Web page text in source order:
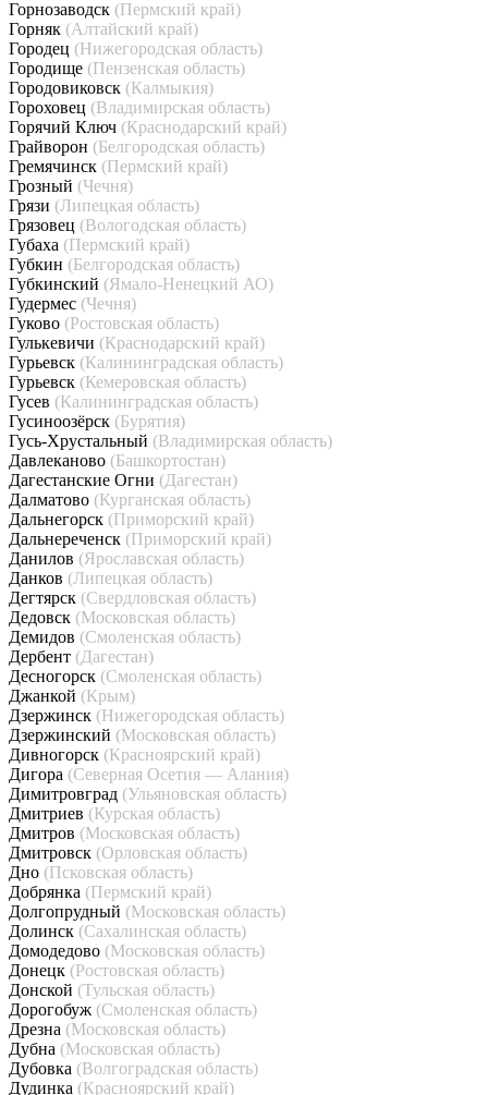
Горнозаводск (Пермский край)
Горняк (Алтайский край)
Городец (Нижегородская область)
Городище (Пензенская область)
Городовиковск (Калмыкия)
Гороховец (Владимирская область)
Горячий Ключ (Краснодарский край)
Грайворон (Белгородская область)
Гремячинск (Пермский край)
Грозный (Чечня)
Грязи (Липецкая область)
Грязовец (Вологодская область)
Губаха (Пермский край)
Губкин (Белгородская область)
Губкинский (Ямало-Ненецкий АО)
Гудермес (Чечня)
Гуково (Ростовская область)
Гулькевичи (Краснодарский край)
Гурьевск (Калининградская область)
Гурьевск (Кемеровская область)
Гусев (Калининградская область)
Гусиноозёрск (Бурятия)
Гусь-Хрустальный (Владимирская область)
Давлеканово (Башкортостан)
Дагестанские Огни (Дагестан)
Далматово (Курганская область)
Дальнегорск (Приморский край)
Дальнереченск (Приморский край)
Данилов (Ярославская область)
Данков (Липецкая область)
Дегтярск (Свердловская область)
Дедовск (Московская область)
Демидов (Смоленская область)
Дербент (Дагестан)
Десногорск (Смоленская область)
Джанкой (Крым)
Дзержинск (Нижегородская область)
Дзержинский (Московская область)
Дивногорск (Красноярский край)
Дигора (Северная Осетия — Алания)
Димитровград (Ульяновская область)
Дмитриев (Курская область)
Дмитров (Московская область)
Дмитровск (Орловская область)
Дно (Псковская область)
Добрянка (Пермский край)
Долгопрудный (Московская область)
Долинск (Сахалинская область)
Домодедово (Московская область)
Донецк (Ростовская область)
Донской (Тульская область)
Дорогобуж (Смоленская область)
Дрезна (Московская область)
Дубна (Московская область)
Дубовка (Волгоградская область)
Дудинка (Красноярский край)